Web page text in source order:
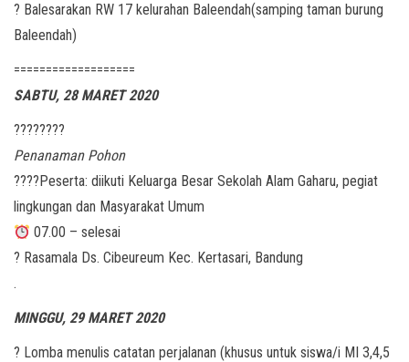
? Balesarakan RW 17 kelurahan Baleendah(samping taman burung
Baleendah)
===================
SABTU, 28 MARET 2020
????????
Penanaman Pohon
?‍?‍?‍?Peserta: diikuti Keluarga Besar Sekolah Alam Gaharu, pegiat
lingkungan dan Masyarakat Umum
07.00 – selesai
? Rasamala Ds. Cibeureum Kec. Kertasari, Bandung
.
MINGGU, 29 MARET 2020
? Lomba menulis catatan perjalanan (khusus untuk siswa/i MI 3,4,5